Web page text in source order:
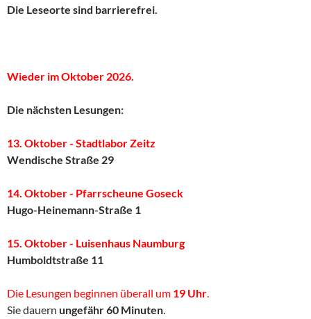
Die Leseorte sind barrierefrei.
Wieder im Oktober 2026.
Die nächsten Lesungen:
13. Oktober - Stadtlabor Zeitz
Wendische Straße 29
14. Oktober - Pfarrscheune Goseck
Hugo-Heinemann-Straße 1
15. Oktober - Luisenhaus Naumburg
Humboldtstraße 11
Die Lesungen beginnen überall um 19 Uhr.
Sie dauern ungefähr 60 Minuten.